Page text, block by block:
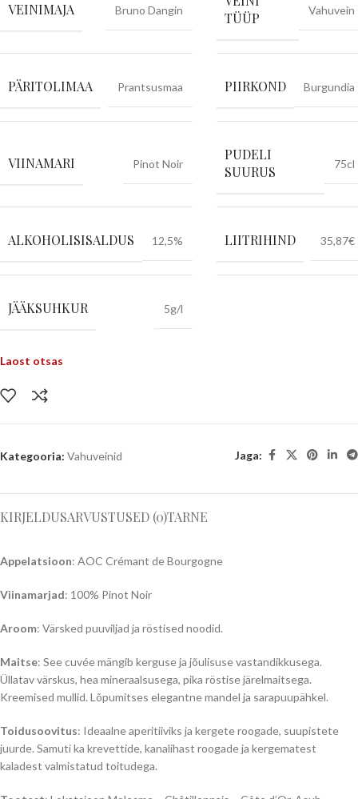
VEINIMAJA Bruno Dangin
TÜÜP
Vahuvein
PÄRITOLIMAA Prantsusmaa PIIRKOND Burgundia
VIINAMARI Pinot Noir
PUDELI
SUURUS
75cl
ALKOHOLISISALDUS 12,5% LIITRIHIND 35,87€
JÄÄKSUHKUR 5g/l
Laost otsas
Kategooria: Vahuveinid Jaga:
KIRJELDUSARVUSTUSED (0)TARNE
Appelatsioon: AOC Crémant de Bourgogne
Viinamarjad: 100% Pinot Noir
Aroom: Värsked puuviljad ja röstised noodid.
Maitse: See cuvée mängib kerguse ja jõulisuse vastandikkusega.
Üllatav värskus, hea mineraalsusega, pika röstise järelmaitsega.
Kreemised mullid. Lõpumitses elegantne mandel ja sarapuupähkel.
Toidusoovitus: Ideaalne aperitiiviks ja kergete roogade, suupistete
juurde. Samuti ka krevettide, kanalihast roogade ja kergematest
kaladest valmistatud toitudega.